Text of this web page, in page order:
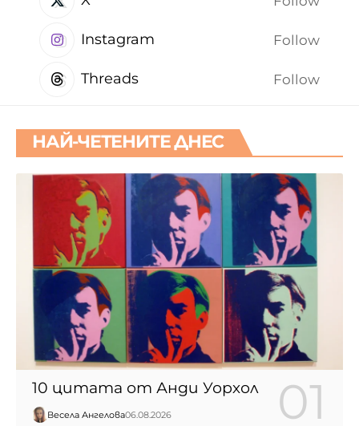
Instagram Follow
Threads Follow
НАЙ-ЧЕТЕНИТЕ ДНЕС
10 цитата от Анди Уорхол
Весела Ангелова06.08.2026